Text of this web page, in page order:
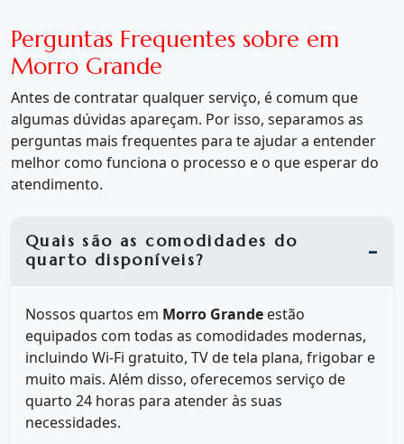
Perguntas Frequentes sobre em
Morro Grande
Antes de contratar qualquer serviço, é comum que
algumas dúvidas apareçam. Por isso, separamos as
perguntas mais frequentes para te ajudar a entender
melhor como funciona o processo e o que esperar do
atendimento.
Quais são as comodidades do
quarto disponíveis?
Nossos quartos em Morro Grande estão
equipados com todas as comodidades modernas,
incluindo Wi-Fi gratuito, TV de tela plana, frigobar e
muito mais. Além disso, oferecemos serviço de
quarto 24 horas para atender às suas
necessidades.